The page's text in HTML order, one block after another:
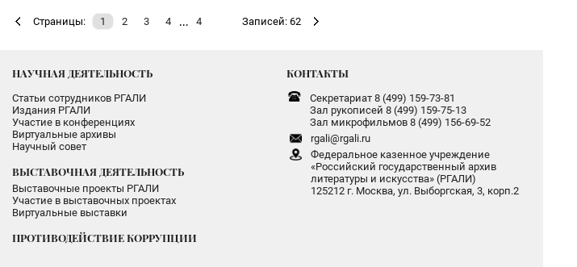
Страницы: 1 2 3 4 … 4 Записей: 62
НАУЧНАЯ ДЕЯТЕЛЬНОСТЬ
Статьи сотрудников РГАЛИ
Издания РГАЛИ
Участие в конференциях
Виртуальные архивы
Научный совет
ВЫСТАВОЧНАЯ ДЕЯТЕЛЬНОСТЬ
Выставочные проекты РГАЛИ
Участие в выставочных проектах
Виртуальные выставки
ПРОТИВОДЕЙСТВИЕ КОРРУПЦИИ
КОНТАКТЫ
Секретариат 8 (499) 159-73-81
Зал рукописей 8 (499) 159-75-13
Зал микрофильмов 8 (499) 156-69-52
rgali@rgali.ru
Федеральное казенное учреждение
«Российский государственный архив
литературы и искусства» (РГАЛИ)
125212 г. Москва, ул. Выборгская, 3, корп.2